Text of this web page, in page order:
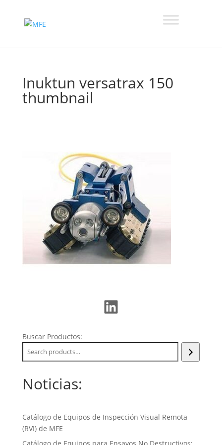
Inuktun versatrax 150
thumbnail
LinkedIn
Buscar Productos:
Noticias:
Catálogo de Equipos de Inspección Visual Remota
(RVI) de MFE